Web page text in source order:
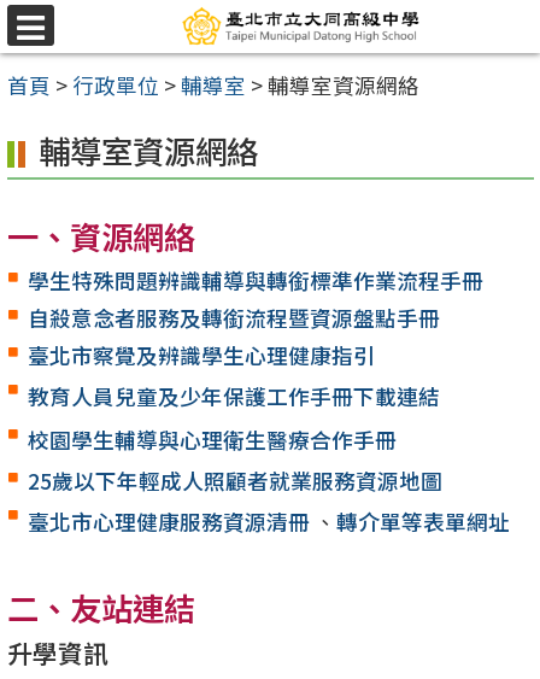
跳
至
主
內
區
選
單
首頁 > 行政單位 >輔導室 >輔導室資源網絡
輔導室資源網絡
一、資源網絡
學生特殊問題辨識輔導與轉銜標準作業流程手冊
自殺意念者服務及轉銜流程暨資源盤點手冊
臺北市察覺及辨識學生心理健康指引
教育人員兒童及少年保護工作手冊下載連結
校園學生輔導與心理衛生醫療合作手冊
25歲以下年輕成人照顧者就業服務資源地圖
臺北市心理健康服務資源清冊 、轉介單等表單網址
二、友站連結
升學資訊